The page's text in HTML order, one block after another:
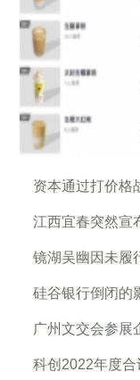
资本通过打价格
江西宜春突然宣
镜湖吴幽因未履
硅谷银行倒闭的
广州文交会参展
科创2022年度